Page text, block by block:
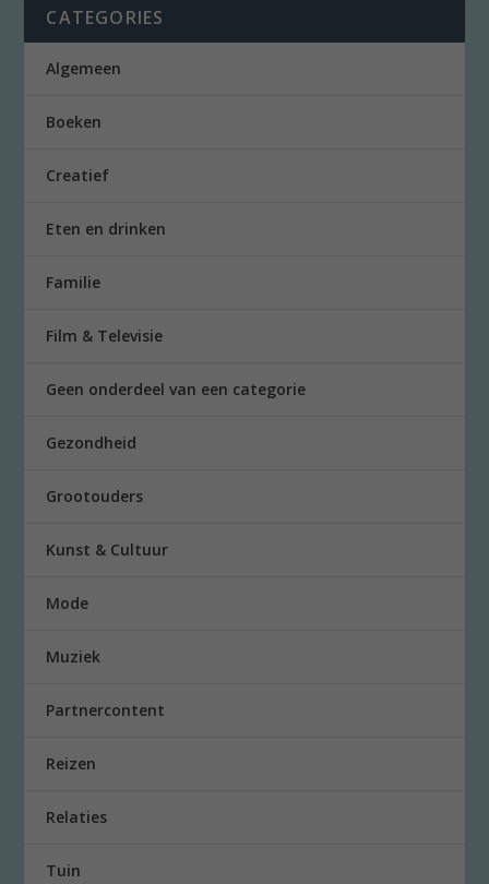
CATEGORIES
Algemeen
Boeken
Creatief
Eten en drinken
Familie
Film & Televisie
Geen onderdeel van een categorie
Gezondheid
Grootouders
Kunst & Cultuur
Mode
Muziek
Partnercontent
Reizen
Relaties
Tuin